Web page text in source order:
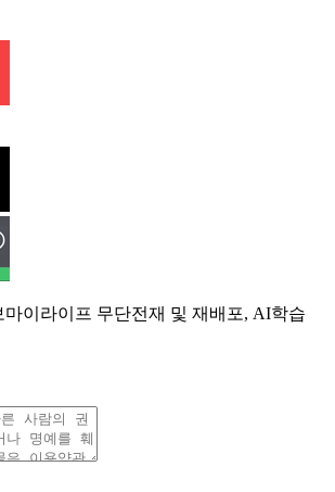
이라이프 무단전재 및 재배포, AI학습